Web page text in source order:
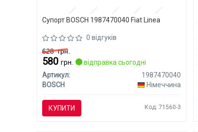
Супорт BOSCH 1987470040 Fiat Linea
0 відгуків
628грн.
580 грн.
відправка сьогодні
Артикул:
1987470040
BOSCH
Німеччина
КУПИТИ Код: 71560-3